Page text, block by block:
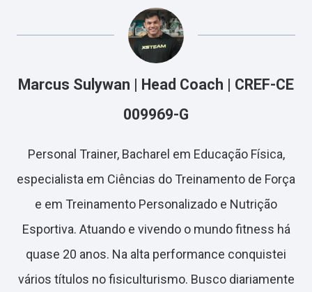
Marcus Sulywan | Head Coach | CREF-CE
009969-G
Personal Trainer, Bacharel em Educação Física,
especialista em Ciências do Treinamento de Força
e em Treinamento Personalizado e Nutrição
Esportiva. Atuando e vivendo o mundo fitness há
quase 20 anos. Na alta performance conquistei
vários títulos no fisiculturismo. Busco diariamente